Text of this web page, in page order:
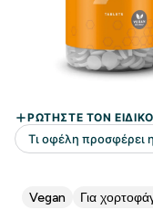
Vegan Για